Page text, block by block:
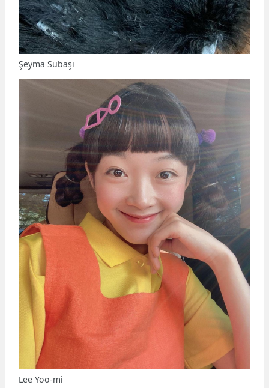
Şeyma Subaşı
Lee Yoo-mi